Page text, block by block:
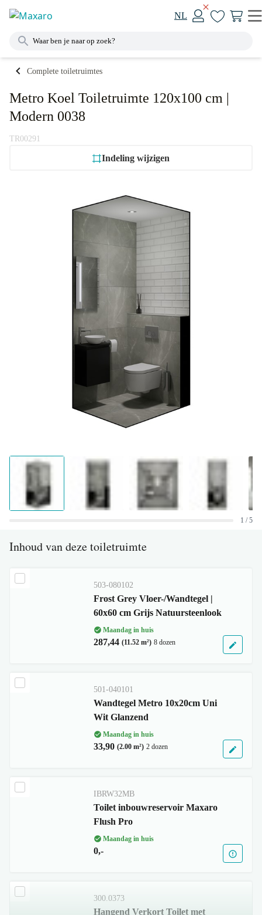
NL
Complete toiletruimtes
Metro Koel Toiletruimte 120x100 cm |
Modern 0038
TR00291
Indeling wijzigen
1 / 5
Inhoud van deze toiletruimte
503-080102
Frost Grey Vloer-/Wandtegel |
60x60 cm Grijs Natuursteenlook
Maandag in huis
287,44 (11.52 m²) 8 dozen
501-040101
Wandtegel Metro 10x20cm Uni
Wit Glanzend
Maandag in huis
33,90 (2.00 m²) 2 dozen
IBRW32MB
Toilet inbouwreservoir Maxaro
Flush Pro
Maandag in huis
0,-
300.0373
Hangend Verkort Toilet met